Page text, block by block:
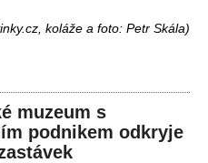
koláže a foto: Petr Skála)
muzeum s
podnikem odkryje